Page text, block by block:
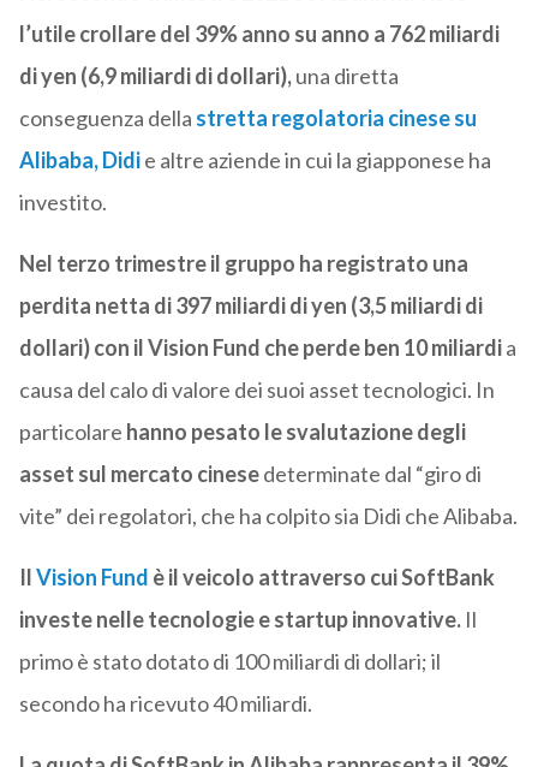
l’utile crollare del 39% anno su anno a 762 miliardi
di yen (6,9 miliardi di dollari),una diretta
conseguenza della stretta regolatoria cinese su
Alibaba, Didie altre aziende in cui la giapponese ha
investito.
Nel terzo trimestre il gruppo ha registrato una
perdita netta di 397 miliardi di yen (3,5 miliardi di
dollari) con il Vision Fund che perde ben 10 miliardia
causa del calo di valore dei suoi asset tecnologici. In
particolare hanno pesato le svalutazione degli
asset sul mercato cinesedeterminate dal “giro di
vite” dei regolatori, che ha colpito sia Didi che Alibaba.
IlVision Fund è il veicolo attraverso cui SoftBank
investe nelle tecnologie e startup innovative. Il
primo è stato dotato di 100 miliardi di dollari; il
secondo ha ricevuto 40 miliardi.